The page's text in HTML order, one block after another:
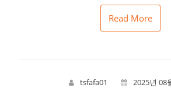
Read More
tsfafa01 2025년 08